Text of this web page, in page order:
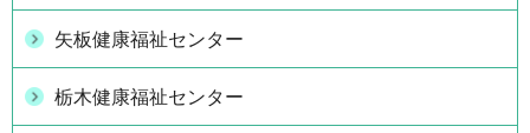
矢板健康福祉センター
栃木健康福祉センター